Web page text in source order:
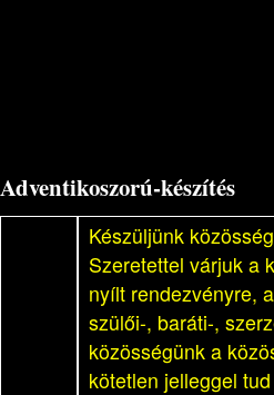
Adventikoszorú-készítés
Készüljünk
Szeretettel várjuk a
nyílt rendezvényre,
szülői-, baráti-,
közösségünk a
kötetlen jelleggel